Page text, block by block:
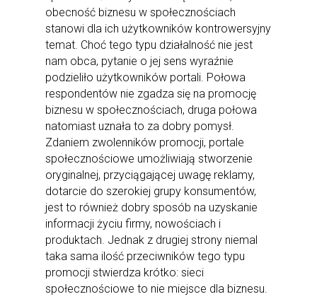
obecność biznesu w społecznościach
stanowi dla ich użytkowników kontrowersyjny
temat. Choć tego typu działalność nie jest
nam obca, pytanie o jej sens wyraźnie
podzieliło użytkowników portali. Połowa
respondentów nie zgadza się na promocję
biznesu w społecznościach, druga połowa
natomiast uznała to za dobry pomysł.
Zdaniem zwolenników promocji, portale
społecznościowe umożliwiają stworzenie
oryginalnej, przyciągającej uwagę reklamy,
dotarcie do szerokiej grupy konsumentów,
jest to również dobry sposób na uzyskanie
informacji życiu firmy, nowościach i
produktach. Jednak z drugiej strony niemal
taka sama ilość przeciwników tego typu
promocji stwierdza krótko: sieci
społecznościowe to nie miejsce dla biznesu.